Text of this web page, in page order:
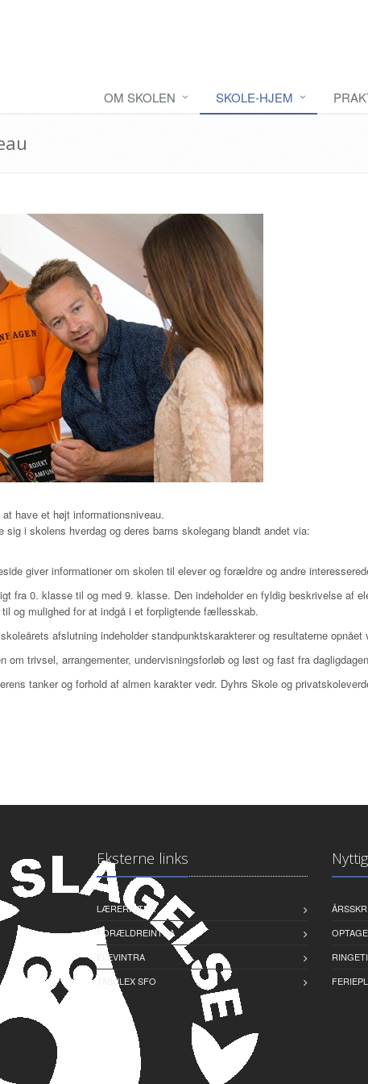
OM SKOLEN SKOLE-HJEM
have et højt informationsniveau.
i skolens hverdag og deres barns skolegang blandt andet via:
giver informationer om skolen til elever og forældre og andre
fra 0. klasse til og med 9. klasse. Den indeholder en fyldig beskrivelse
og mulighed for at indgå i et forpligtende fællesskab.
afslutning indeholder standpunktskarakterer og resultaterne opnået
om trivsel, arrangementer, undervisningsforløb og løst og fast fra
tanker og forhold af almen karakter vedr. Dyhrs Skole og
Eksterne links
LÆRERINTRA
FORÆLDREINTRA
ELEVINTRA
TABULEX SFO